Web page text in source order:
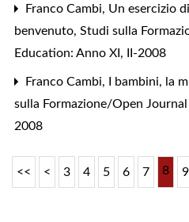
Franco Cambi, Un esercizio
benvenuto, Studi sulla
Education: Anno XI, II-2008
Franco Cambi, I bambini, la
sulla Formazione/Open
2008
<< < 3 4 5 6 7 8 9